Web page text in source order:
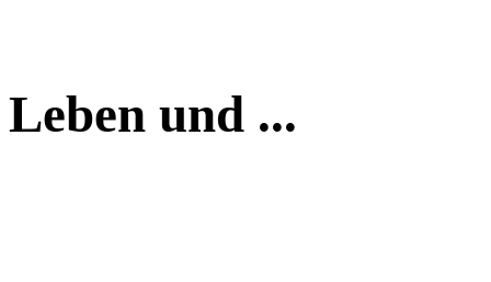
Leben und ...